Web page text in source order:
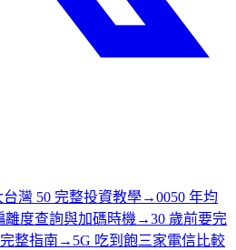
台灣 50 完整投資教學→0050 年均
離度查詢與加碼時機 →30 歲前要完
整指南 → 5G 吃到飽三家電信比較